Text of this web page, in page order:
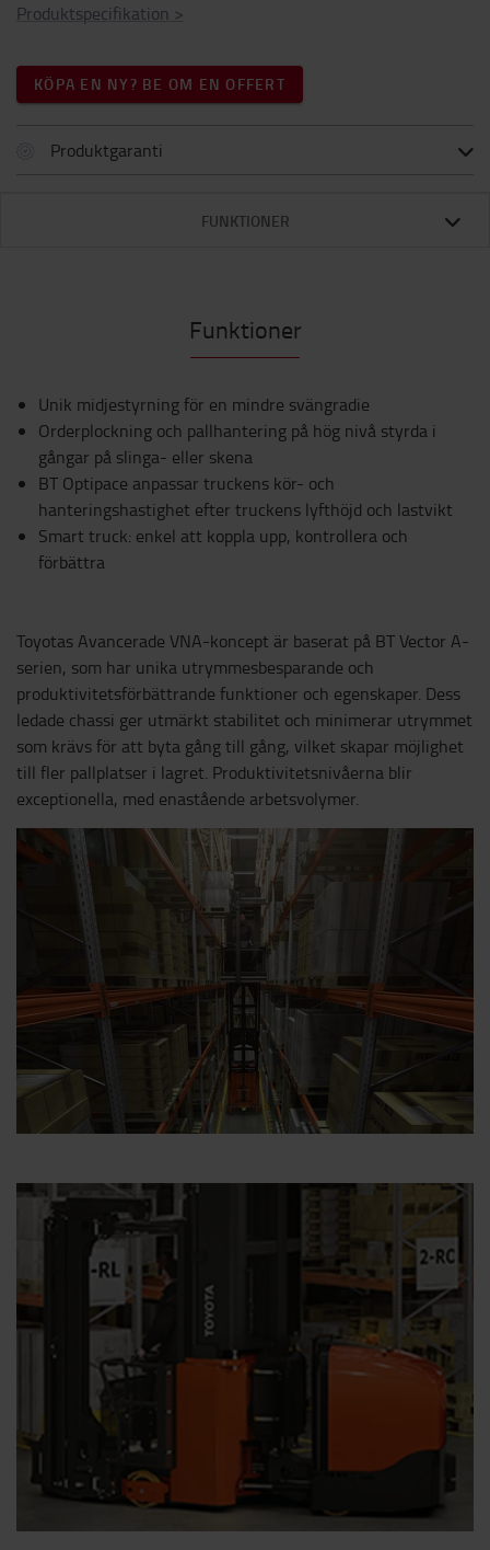
Produktspecifikation >
KÖPA EN NY? BE OM EN OFFERT
Produktgaranti
FUNKTIONER
Funktioner
Unik midjestyrning för en mindre svängradie
Orderplockning och pallhantering på hög nivå styrda i
gångar på slinga- eller skena
BT Optipace anpassar truckens kör- och
hanteringshastighet efter truckens lyfthöjd och lastvikt
Smart truck: enkel att koppla upp, kontrollera och
förbättra
Toyotas Avancerade VNA-koncept är baserat på BT Vector A-
serien, som har unika utrymmesbesparande och
produktivitetsförbättrande funktioner och egenskaper. Dess
ledade chassi ger utmärkt stabilitet och minimerar utrymmet
som krävs för att byta gång till gång, vilket skapar möjlighet
till fler pallplatser i lagret. Produktivitetsnivåerna blir
exceptionella, med enastående arbetsvolymer.